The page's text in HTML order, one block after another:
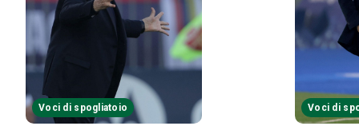
Voci di spogliatoio Voci di